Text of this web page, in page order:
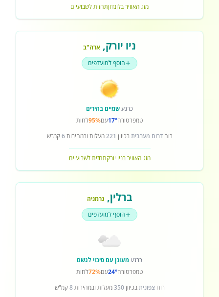
מזג האוויר בלונדוןתחזית לשבועיים
ניו יורק, ארה"ב
הוסף למועדפים
כרגעשמיים בהירים
טמפרטורה17°עם95%לחות
רוחדרום מערביתבכיוון 221מעלות ובמהירות6קמ"ש
מזג האוויר בניו יורקתחזית לשבועיים
ברלין, גרמניה
הוסף למועדפים
כרגעמעונן עם סיכוי לגשם
טמפרטורה24°עם72%לחות
רוחצפוניתבכיוון350מעלות ובמהירות8קמ"ש